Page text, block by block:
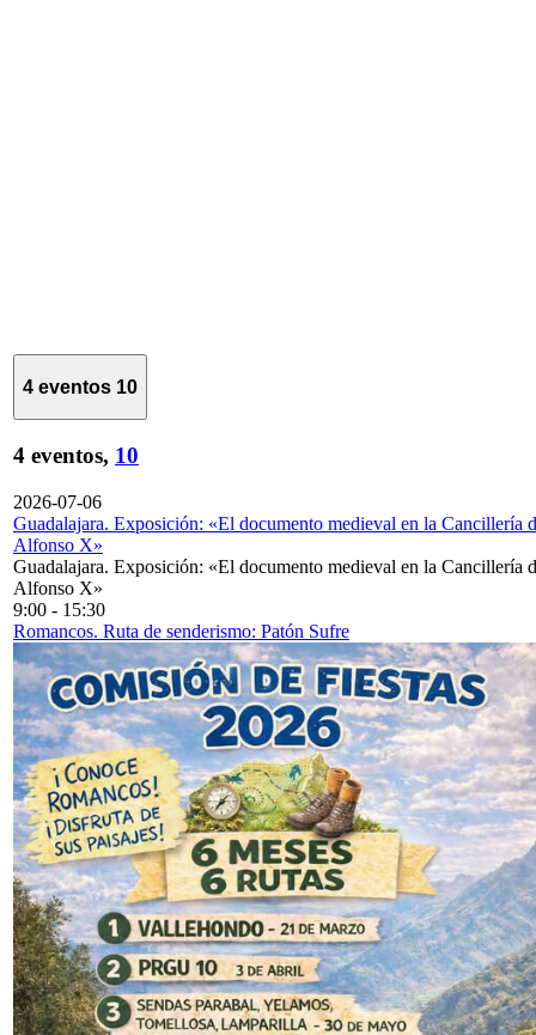
4 eventos 10
4 eventos, 10
2026-07-06
Guadalajara. Exposición: «El documento medieval en la Cancillería
Alfonso X»
Guadalajara. Exposición: «El documento medieval en la Cancillería
Alfonso X»
9:00 - 15:30
Romancos. Ruta de senderismo: Patón Sufre